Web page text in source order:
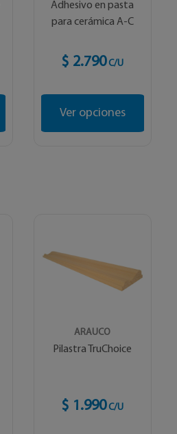
Adhesivo en pasta
para cerámica A-C
$ 2.790 C/U
Ver opciones
ARAUCO
Pilastra TruChoice
$ 1.990 C/U